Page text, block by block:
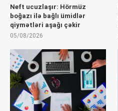
Neft ucuzlaşır: Hörmüz
boğazı ilə bağlı ümidlər
qiymətləri aşağı çəkir
05/08/2026